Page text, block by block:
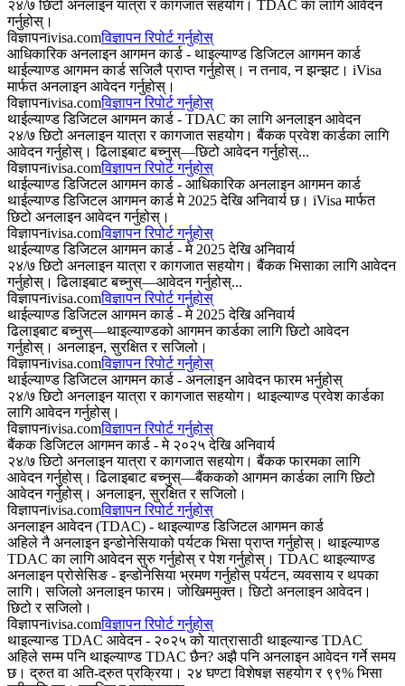
२४/७ छिटो अनलाइन यात्रा र कागजात सहयोग। TDAC का लागि आवेदन
गर्नुहोस्।
विज्ञापनivisa.comविज्ञापन रिपोर्ट गर्नुहोस्
आधिकारिक अनलाइन आगमन कार्ड - थाइल्याण्ड डिजिटल आगमन कार्ड
थाईल्याण्ड आगमन कार्ड सजिलै प्राप्त गर्नुहोस्। न तनाव, न झन्झट। iVisa
मार्फत अनलाइन आवेदन गर्नुहोस्।
विज्ञापनivisa.comविज्ञापन रिपोर्ट गर्नुहोस्
थाईल्याण्ड डिजिटल आगमन कार्ड - TDAC का लागि अनलाइन आवेदन
२४/७ छिटो अनलाइन यात्रा र कागजात सहयोग। बैंकक प्रवेश कार्डका लागि
आवेदन गर्नुहोस्। ढिलाइबाट बच्नुस्—छिटो आवेदन गर्नुहोस्...
विज्ञापनivisa.comविज्ञापन रिपोर्ट गर्नुहोस्
थाईल्याण्ड डिजिटल आगमन कार्ड - आधिकारिक अनलाइन आगमन कार्ड
थाईल्याण्ड डिजिटल आगमन कार्ड मे 2025 देखि अनिवार्य छ। iVisa मार्फत
छिटो अनलाइन आवेदन गर्नुहोस्।
विज्ञापनivisa.comविज्ञापन रिपोर्ट गर्नुहोस्
थाईल्याण्ड डिजिटल आगमन कार्ड - मे 2025 देखि अनिवार्य
२४/७ छिटो अनलाइन यात्रा र कागजात सहयोग। बैंकक भिसाका लागि आवेदन
गर्नुहोस्। ढिलाइबाट बच्नुस्—आवेदन गर्नुहोस्...
विज्ञापनivisa.comविज्ञापन रिपोर्ट गर्नुहोस्
थाईल्याण्ड डिजिटल आगमन कार्ड - मे 2025 देखि अनिवार्य
ढिलाइबाट बच्नुस्—थाइल्याण्डको आगमन कार्डका लागि छिटो आवेदन
गर्नुहोस्। अनलाइन, सुरक्षित र सजिलो।
विज्ञापनivisa.comविज्ञापन रिपोर्ट गर्नुहोस्
थाईल्याण्ड डिजिटल आगमन कार्ड - अनलाइन आवेदन फारम भर्नुहोस्
२४/७ छिटो अनलाइन यात्रा र कागजात सहयोग। थाइल्याण्ड प्रवेश कार्डका
लागि आवेदन गर्नुहोस्।
विज्ञापनivisa.comविज्ञापन रिपोर्ट गर्नुहोस्
बैंकक डिजिटल आगमन कार्ड - मे २०२५ देखि अनिवार्य
२४/७ छिटो अनलाइन यात्रा र कागजात सहयोग। बैंकक फारमका लागि
आवेदन गर्नुहोस्। ढिलाइबाट बच्नुस्—बैंककको आगमन कार्डका लागि छिटो
आवेदन गर्नुहोस्। अनलाइन, सुरक्षित र सजिलो।
विज्ञापनivisa.comविज्ञापन रिपोर्ट गर्नुहोस्
अनलाइन आवेदन (TDAC) - थाइल्याण्ड डिजिटल आगमन कार्ड
अहिले नै अनलाइन इन्डोनेसियाको पर्यटक भिसा प्राप्त गर्नुहोस्। थाइल्याण्ड
TDAC का लागि आवेदन सुरु गर्नुहोस् र पेश गर्नुहोस्। TDAC थाइल्याण्ड
अनलाइन प्रोसेसिङ - इन्डोनेसिया भ्रमण गर्नुहोस् पर्यटन, व्यवसाय र थपका
लागि। सजिलो अनलाइन फारम। जोखिममुक्त। छिटो अनलाइन आवेदन।
छिटो र सजिलो।
विज्ञापनivisa.comविज्ञापन रिपोर्ट गर्नुहोस्
थाइल्यान्ड TDAC आवेदन - २०२५ को यात्रासाठी थाइल्यान्ड TDAC
अहिले सम्म पनि थाइल्याण्ड TDAC छैन? अझै पनि अनलाइन आवेदन गर्ने समय
छ। द्रुत वा अति-द्रुत प्रक्रिया। २४ घण्टा विशेषज्ञ सहयोग र ९९% भिसा